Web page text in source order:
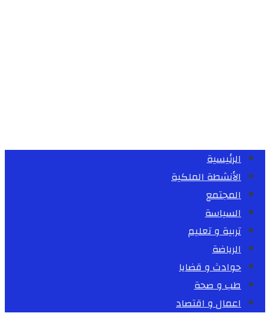
الرئيسية
الأنشطة الملكية
المجتمع
السياسة
تربية و تعليم
الرياضة
حوادث و قضايا
طب و صحة
اعمال و اقتصاد